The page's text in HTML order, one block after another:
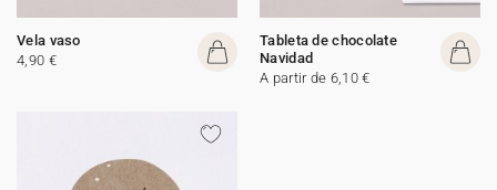
Vela vaso
4,90 €
Tableta de chocolate
Navidad
A partir de 6,10 €